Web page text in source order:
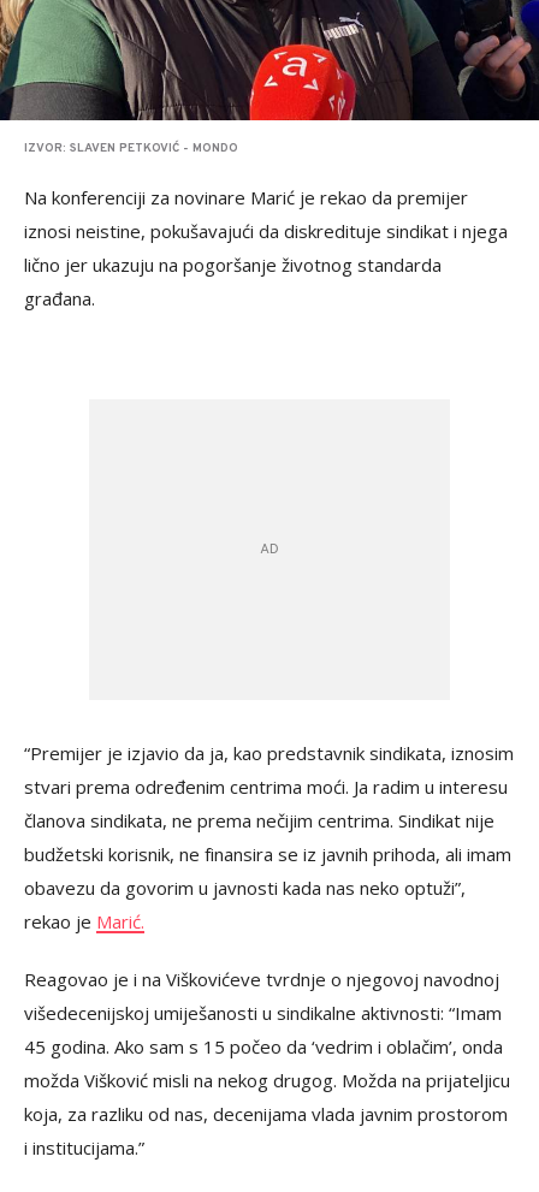
IZVOR: SLAVEN PETKOVIĆ - MONDO
Na konferenciji za novinare Marić je rekao da premijer
iznosi neistine, pokušavajući da diskredituje sindikat i njega
lično jer ukazuju na pogoršanje životnog standarda
građana.
“Premijer je izjavio da ja, kao predstavnik sindikata, iznosim
stvari prema određenim centrima moći. Ja radim u interesu
članova sindikata, ne prema nečijim centrima. Sindikat nije
budžetski korisnik, ne finansira se iz javnih prihoda, ali imam
obavezu da govorim u javnosti kada nas neko optuži”,
rekao je Marić.
Reagovao je i na Viškovićeve tvrdnje o njegovoj navodnoj
višedecenijskoj umiješanosti u sindikalne aktivnosti: “Imam
45 godina. Ako sam s 15 počeo da ‘vedrim i oblačim’, onda
možda Višković misli na nekog drugog. Možda na prijateljicu
koja, za razliku od nas, decenijama vlada javnim prostorom
i institucijama.”